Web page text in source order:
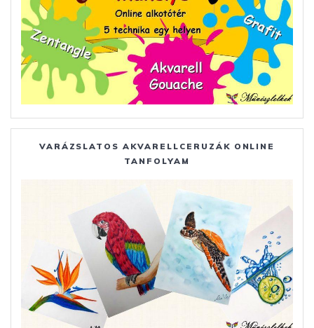
VARÁZSLATOS AKVARELLCERUZÁK ONLINE
TANFOLYAM